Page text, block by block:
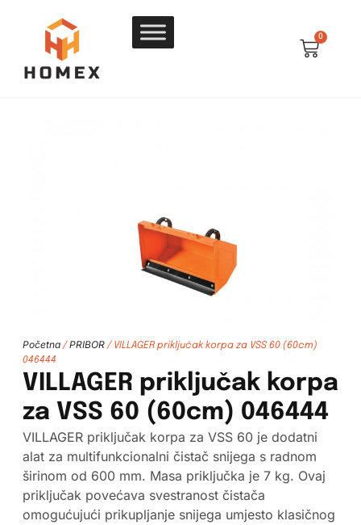
0
Početna/ PRIBOR/ VILLAGER priključak korpa za VSS 60 (60cm)
046444
VILLAGER priključak korpa
za VSS 60 (60cm) 046444
VILLAGER priključak korpa za VSS 60 je dodatni
alat za multifunkcionalni čistač snijega s radnom
širinom od 600 mm. Masa priključka je 7 kg. Ovaj
priključak povećava svestranost čistača
omogućujući prikupljanje snijega umjesto klasičnog